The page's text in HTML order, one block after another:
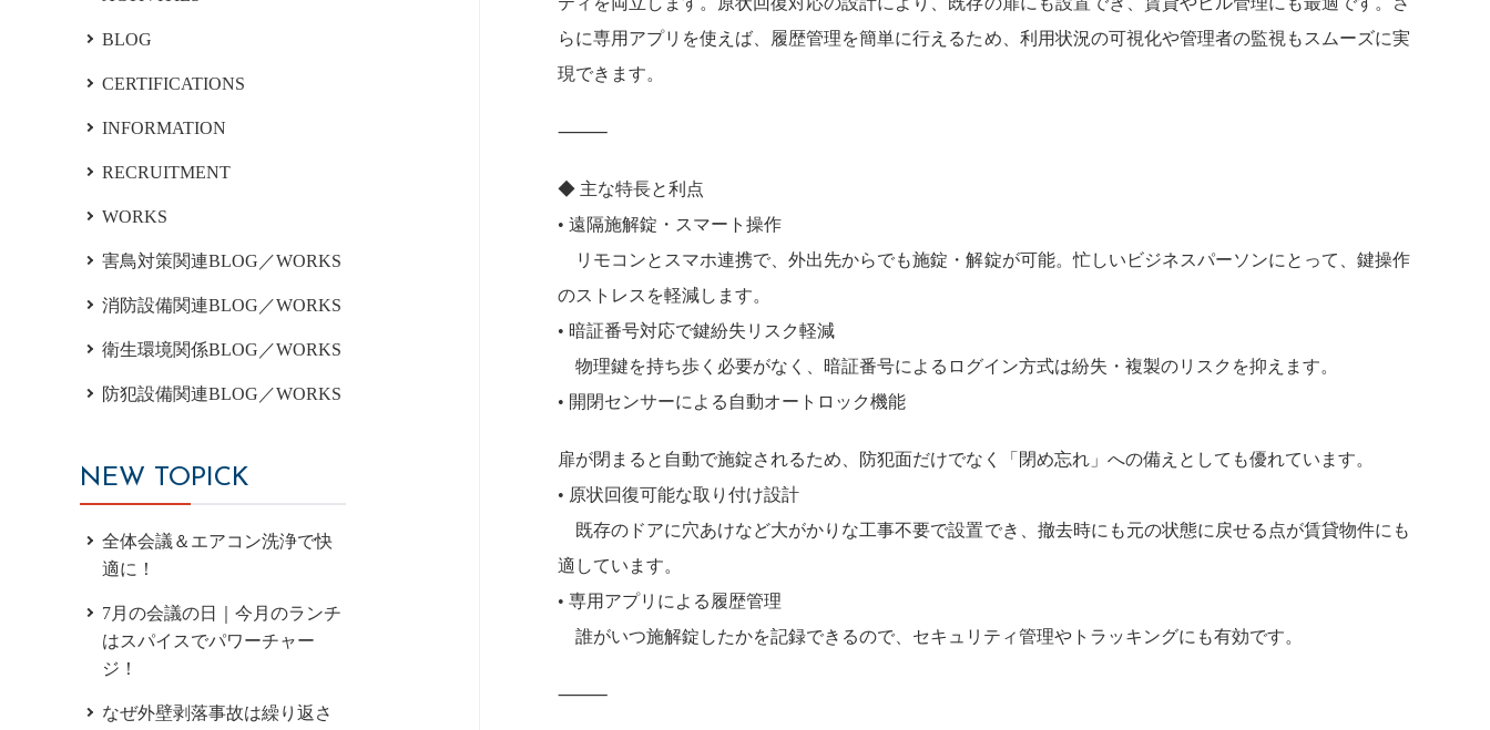
らに専用アプリを使えば、履歴管理を簡単に行えるため、利用状況の可視化や管理者の監視もスムーズに実
現できます。
⸻
◆ 主な特長と利点
• 遠隔施解錠・スマート操作
リモコンとスマホ連携で、外出先からでも施錠・解錠が可能。忙しいビジネスパーソンにとって、鍵操作
のストレスを軽減します。
• 暗証番号対応で鍵紛失リスク軽減
物理鍵を持ち歩く必要がなく、暗証番号によるログイン方式は紛失・複製のリスクを抑えます。
• 開閉センサーによる自動オートロック機能
扉が閉まると自動で施錠されるため、防犯面だけでなく「閉め忘れ」への備えとしても優れています。
• 原状回復可能な取り付け設計
既存のドアに穴あけなど大がかりな工事不要で設置でき、撤去時にも元の状態に戻せる点が賃貸物件にも
適しています。
• 専用アプリによる履歴管理
誰がいつ施解錠したかを記録できるので、セキュリティ管理やトラッキングにも有効です。
⸻
BLOG
CERTIFICATIONS
INFORMATION
RECRUITMENT
WORKS
害鳥対策関連BLOG／WORKS
消防設備関連BLOG／WORKS
衛生環境関係BLOG／WORKS
防犯設備関連BLOG／WORKS
NEW TOPICK
全体会議＆エアコン洗浄で快
適に！
7月の会議の日｜今月のランチ
はスパイスでパワーチャー
ジ！
なぜ外壁剥落事故は繰り返さ